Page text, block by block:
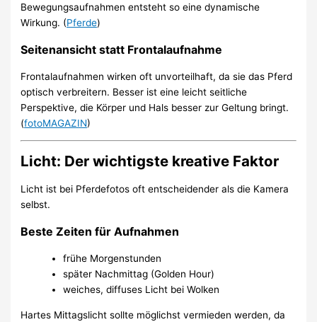
Bewegungsaufnahmen entsteht so eine dynamische
Wirkung. (Pferde)
Seitenansicht statt Frontalaufnahme
Frontalaufnahmen wirken oft unvorteilhaft, da sie das Pferd
optisch verbreitern. Besser ist eine leicht seitliche
Perspektive, die Körper und Hals besser zur Geltung bringt.
(fotoMAGAZIN)
Licht: Der wichtigste kreative Faktor
Licht ist bei Pferdefotos oft entscheidender als die Kamera
selbst.
Beste Zeiten für Aufnahmen
frühe Morgenstunden
später Nachmittag (Golden Hour)
weiches, diffuses Licht bei Wolken
Hartes Mittagslicht sollte möglichst vermieden werden, da